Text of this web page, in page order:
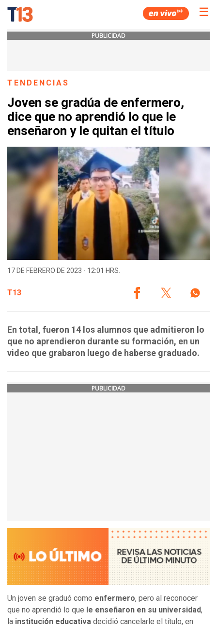
☰
PUBLICIDAD
TENDENCIAS
Joven se gradúa de enfermero,
dice que no aprendió lo que le
enseñaron y le quitan el título
17 DE FEBRERO DE 2023 - 12:01 HRS.
T13
En total, fueron 14 los alumnos que admitieron lo
que no aprendieron durante su formación, en un
video que grabaron luego de haberse graduado.
PUBLICIDAD
Un joven se graduó como enfermero, pero al reconocer
que no aprendió lo que le enseñaron en su universidad,
la institución educativa decidió cancelarle el título, en